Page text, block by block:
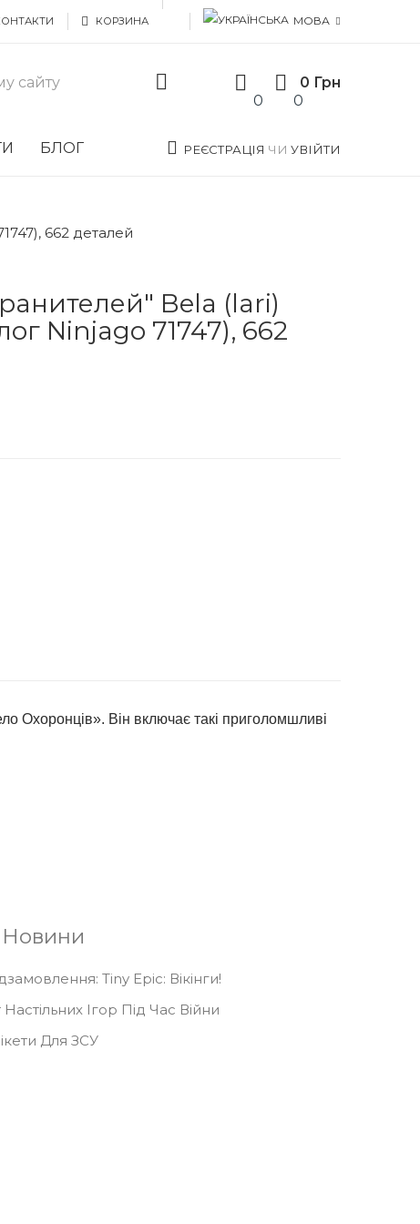
КОРЗИНА МОВА
0 0
0 Грн
БЛОГ РЕЄСТРАЦІЯ ЧИ УВІЙТИ
662 деталей
Bela (lari)
Ninjago 71747), 662
Охоронців». Він включає такі приголомшливі
Новини
Tiny Epic: Вікінги!
Ігор Під Час Війни
Для ЗСУ